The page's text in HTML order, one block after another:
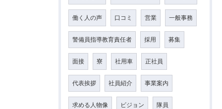
働く人の声 口コミ 営業 一般事務
警備員指導教育責任者 採用 募集
面接 寮 社用車 正社員
代表挨拶 社員紹介 事業案内
求める人物像 ビジョン 隊員